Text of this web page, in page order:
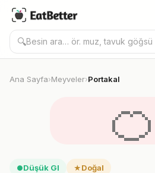
🔍
Ana Sayfa›Meyveler›Portakal
🍊
●Düşük GI ★ Doğal